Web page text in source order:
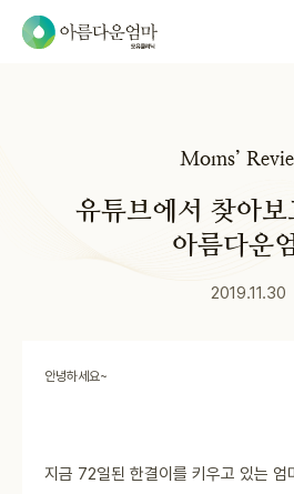
Moms’
유튜브에서 찾아보
아름다운
2019.11.30
안녕하세요~
지금 72일된 한결이를 키우고 있는 엄